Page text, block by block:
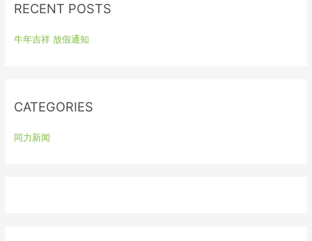
c
f
RECENT POSTS
牛年吉祥 放假通知
CATEGORIES
同力新闻